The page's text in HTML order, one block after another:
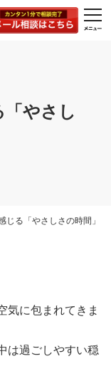
やさし
じる「やさしさの時間」
気に包まれてきま
は過ごしやすい穏